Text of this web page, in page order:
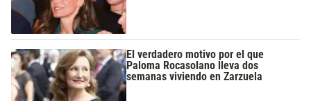
El verdadero motivo por el que
Paloma Rocasolano lleva dos
semanas viviendo en Zarzuela